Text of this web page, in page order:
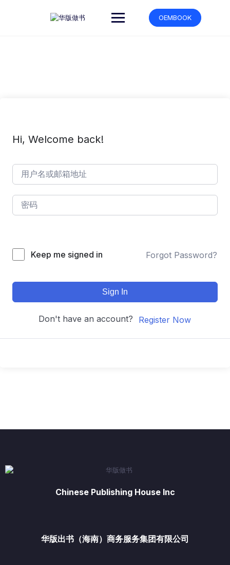
OEMBOOK
Hi, Welcome back!
Keep me signed in Forgot Password?
Sign In
Don't have an account? Register Now
Chinese Publishing House Inc
华版出书（海南）商务服务集团有限公司